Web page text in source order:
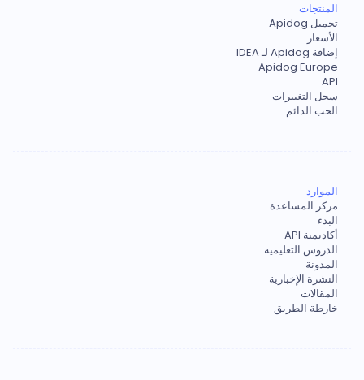
المنتجات
تحميل Apidog
الأسعار
إضافة Apidog لـ IDEA
Apidog Europe
API
سجل التغييرات
الحب الدائم
الموارد
مركز المساعدة
البدء
أكاديمية API
الدروس التعليمية
المدونة
النشرة الإخبارية
المقالات
خارطة الطريق